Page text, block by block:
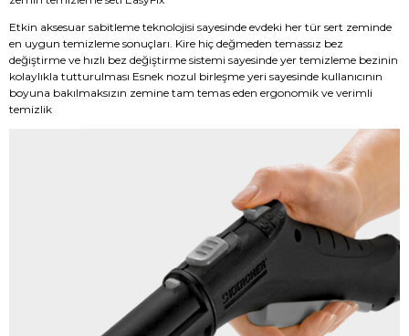
Etkin aksesuar sabitleme teknolojisi sayesinde evdeki her tür sert zeminde
en uygun temizleme sonuçları. Kire hiç değmeden temassız bez
değiştirme ve hızlı bez değiştirme sistemi sayesinde yer temizleme bezinin
kolaylıkla tutturulması Esnek nozul birleşme yeri sayesinde kullanıcının
boyuna bakılmaksızın zemine tam temas eden ergonomik ve verimli
temizlik